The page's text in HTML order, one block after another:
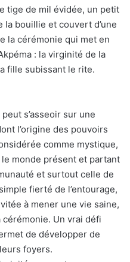
tige de mil évidée, un petit
bouillie et couvert d’une
la cérémonie qui met en
: la virginité de la
fille subissant le rite.
s’asseoir sur une
l’origine des pouvoirs
comme mystique,
monde présent et partant
et surtout celle de
fierté de l’entourage,
à mener une vie saine,
Un vrai défi
de développer de
foyers.